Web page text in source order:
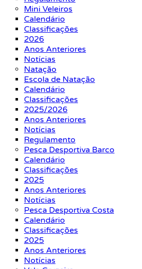
Mini Veleiros
Calendário
Classificações
2026
Anos Anteriores
Notícias
Natação
Escola de Natação
Calendário
Classificações
2025/2026
Anos Anteriores
Notícias
Regulamento
Pesca Desportiva Barco
Calendário
Classificações
2025
Anos Anteriores
Notícias
Pesca Desportiva Costa
Calendário
Classificações
2025
Anos Anteriores
Notícias